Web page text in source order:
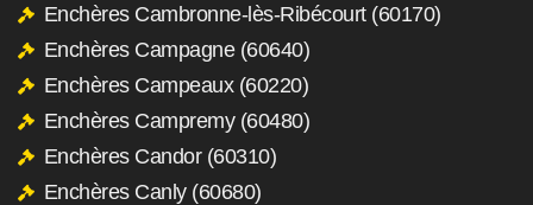
Enchères Cambronne-lès-Ribécourt (60170)
Enchères Campagne (60640)
Enchères Campeaux (60220)
Enchères Campremy (60480)
Enchères Candor (60310)
Enchères Canly (60680)